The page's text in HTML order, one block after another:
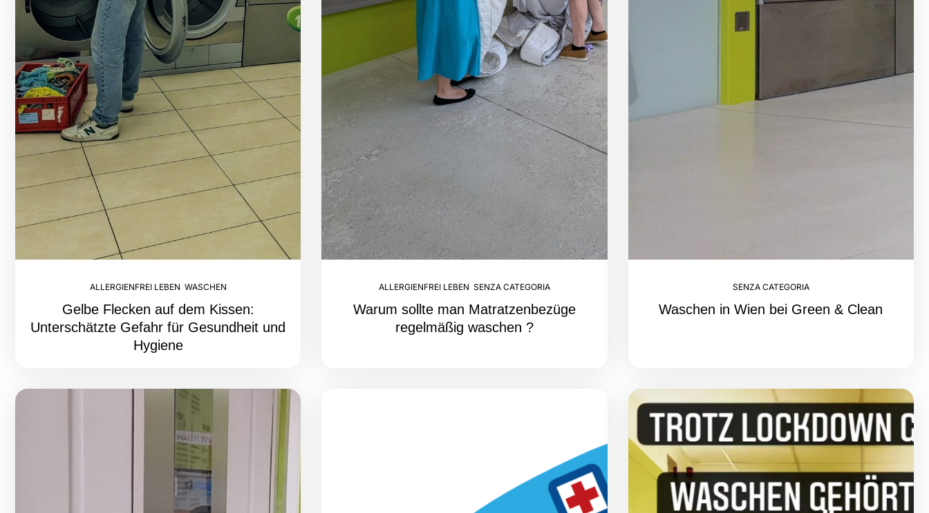
ALLERGIENFREI LEBEN WASCHEN
Gelbe Flecken auf dem Kissen:
Unterschätzte Gefahr für Gesundheit und
Hygiene
ALLERGIENFREI LEBEN SENZA CATEGORIA
Warum sollte man Matratzenbezüge
regelmäßig waschen ?
SENZA CATEGORIA
Waschen in Wien bei Green & Clean